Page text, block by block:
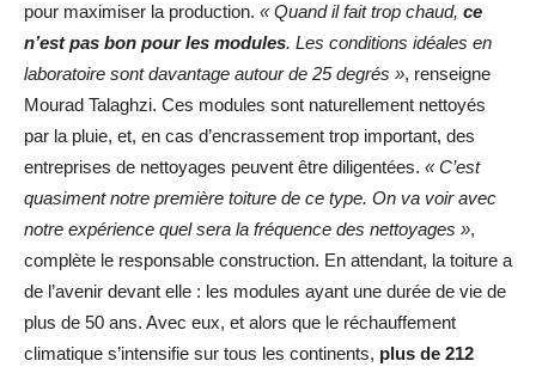
pour maximiser la production. « Quand il fait trop chaud, ce
n’est pas bon pour les modules. Les conditions idéales en
laboratoire sont davantage autour de 25 degrés », renseigne
Mourad Talaghzi. Ces modules sont naturellement nettoyés
par la pluie, et, en cas d’encrassement trop important, des
entreprises de nettoyages peuvent être diligentées. « C’est
quasiment notre première toiture de ce type. On va voir avec
notre expérience quel sera la fréquence des nettoyages »,
complète le responsable construction. En attendant, la toiture a
de l’avenir devant elle : les modules ayant une durée de vie de
plus de 50 ans. Avec eux, et alors que le réchauffement
climatique s’intensifie sur tous les continents, plus de 212